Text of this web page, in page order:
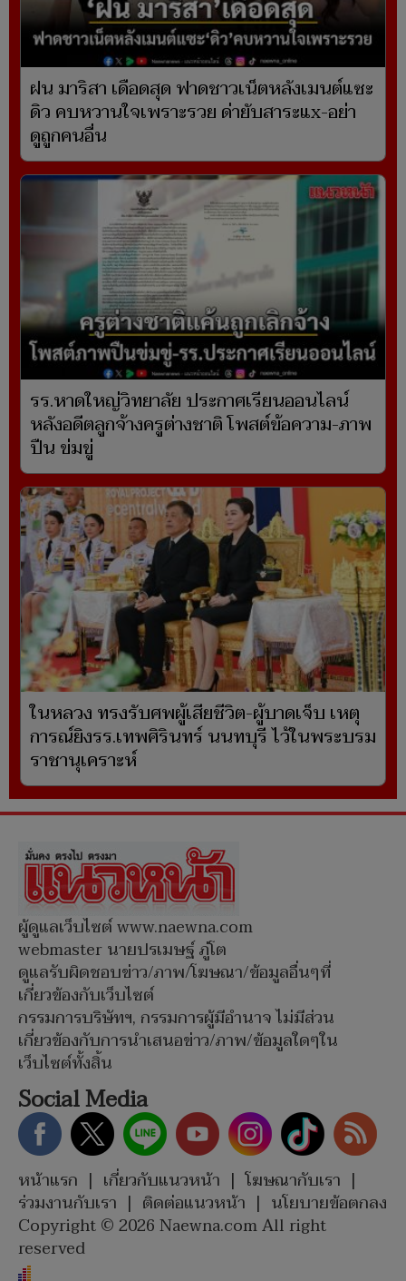
ฝน มาริสา เดือดสุด ฟาดชาวเน็ตหลังเมนต์แซะ
ดิว คบหวานใจเพราะรวย ด่ายับสาระแx-อย่า
ดูถูกคนอื่น
รร.หาดใหญ่วิทยาลัย ประกาศเรียนออนไลน์
หลังอดีตลูกจ้างครูต่างชาติ โพสต์ข้อความ-ภาพ
ปืน ข่มขู่
ในหลวง ทรงรับศพผู้เสียชีวิต-ผู้บาดเจ็บ เหตุ
การณ์ยิงรร.เทพศิรินทร์ นนทบุรี ไว้ในพระบรม
ราชานุเคราะห์
ผู้ดูแลเว็บไซต์ www.naewna.com
webmaster นายปรเมษฐ์ ภู่โต
ดูแลรับผิดชอบข่าว/ภาพ/โฆษณา/ข้อมูลอื่นๆที่
เกี่ยวข้องกับเว็บไซต์
กรรมการบริษัทฯ, กรรมการผู้มีอำนาจ ไม่มีส่วน
เกี่ยวข้องกับการนำเสนอข่าว/ภาพ/ข้อมูลใดๆใน
เว็บไซต์ทั้งสิ้น
Social Media
หน้าแรก | เกี่ยวกับแนวหน้า | โฆษณากับเรา |
ร่วมงานกับเรา | ติดต่อแนวหน้า | นโยบายข้อตกลง
Copyright © 2026 Naewna.com All right
reserved